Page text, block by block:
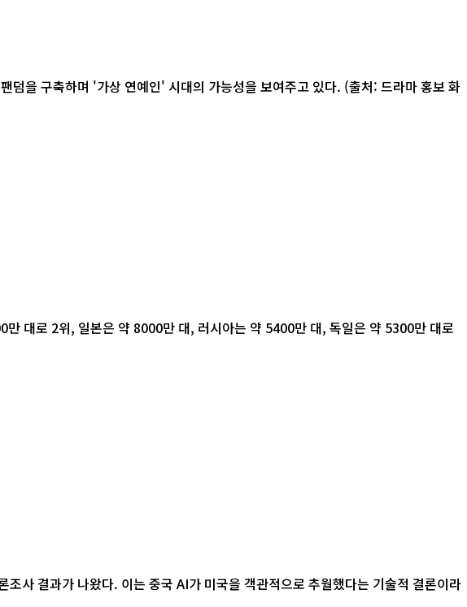
을 구축하며 '가상 연예인' 시대의 가능성을 보여주고 있다. (출처: 드라마 홍보 화
대로 2위, 일본은 약 8000만 대, 러시아는 약 5400만 대, 독일은 약 5300만 대로
사 결과가 나왔다. 이는 중국 AI가 미국을 객관적으로 추월했다는 기술적 결론이라